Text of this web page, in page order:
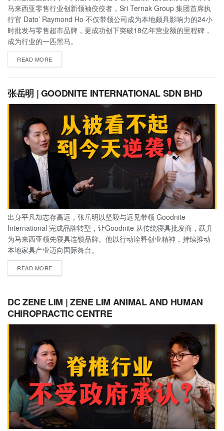
马来西亚零售行业创新领袖佼佼者，Sri Ternak Group 集团首席执
行官 Dato’ Raymond Ho 不仅带领公司成为本地颇具影响力的24小
时批发与零售超市品牌，更成功创下突破18亿年营业额的里程碑，
成为行业的一匹黑马。
READ MORE
张岳明 | GOODNITE INTERNATIONAL SDN BHD
出身平凡却志存高远，张岳明以坚毅与远见带领 Goodnite
International 完成品牌转型，让Goodnite 从传统寝具批发商，跃升
为马来西亚领先寝具连锁品牌。他以行动诠释创业精神，持续推动
本地家具产业迈向国际舞台。
READ MORE
DC ZENE LIM | ZENE LIM ANIMAL AND HUMAN
CHIROPRACTIC CENTRE